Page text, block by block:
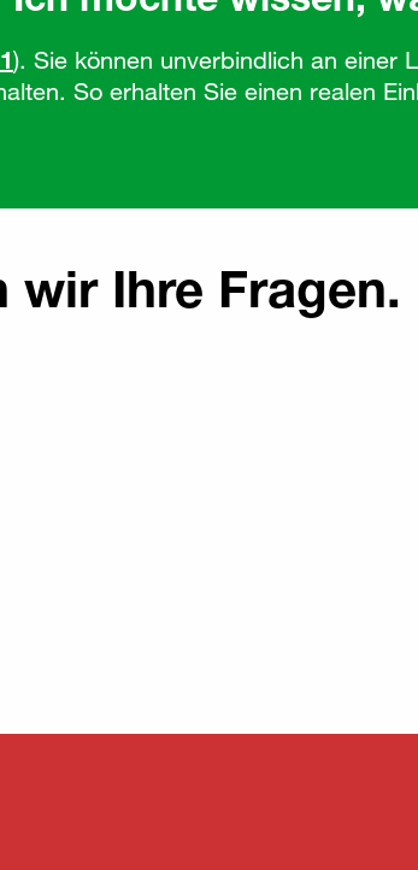
). Sie können unverbindlich an einer
So erhalten Sie einen realen
wir Ihre Fragen.